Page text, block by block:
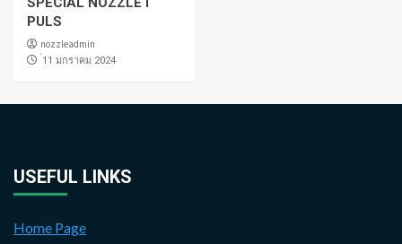
PULS
nozzleadmin
่11 มกราคม 2024
USEFUL LINKS
Home Page